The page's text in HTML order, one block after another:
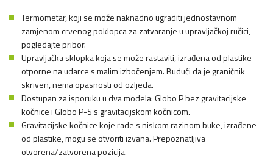
Termometar, koji se može naknadno ugraditi jednostavnom
zamjenom crvenog poklopca za zatvaranje u upravljačkoj ručici,
pogledajte pribor.
Upravljačka sklopka koja se može rastaviti, izrađena od plastike
otporne na udarce s malim izbočenjem. Budući da je graničnik
skriven, nema opasnosti od ozljeda.
Dostupan za isporuku u dva modela: Globo P bez gravitacijske
kočnice i Globo P-S s gravitacijskom kočnicom.
Gravitacijske kočnice koje rade s niskom razinom buke, izrađene
od plastike, mogu se otvoriti izvana. Prepoznatljiva
otvorena/zatvorena pozicija.